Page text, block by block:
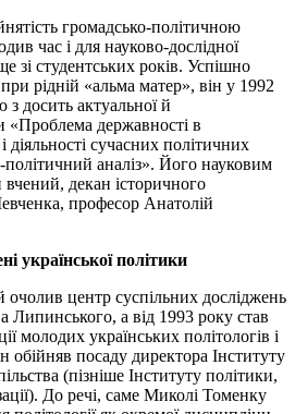
громадсько-політичною
час і для науково-дослідної
зі студентських років. Успішно
рідній «альма матер», він у 1992
з досить актуальної й
«Проблема державності в
сучасних політичних
політичний аналіз». Його науковим
декан історичного
професор Анатолій
української політики
центр суспільних досліджень
Липинського, а від 1993 року став
молодих українських політологів і
обійняв посаду директора Інституту
(пізніше Інституту політики,
До речі, саме Миколі Томенку